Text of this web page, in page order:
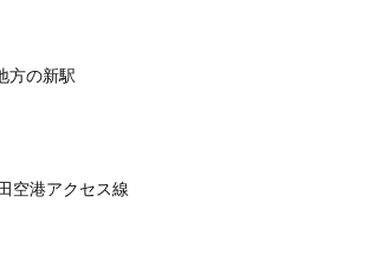
方の新駅
空港アクセス線